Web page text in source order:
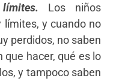
Los niños
límites, y cuando no
perdidos, no saben
que hacer, qué es lo
y tampoco saben